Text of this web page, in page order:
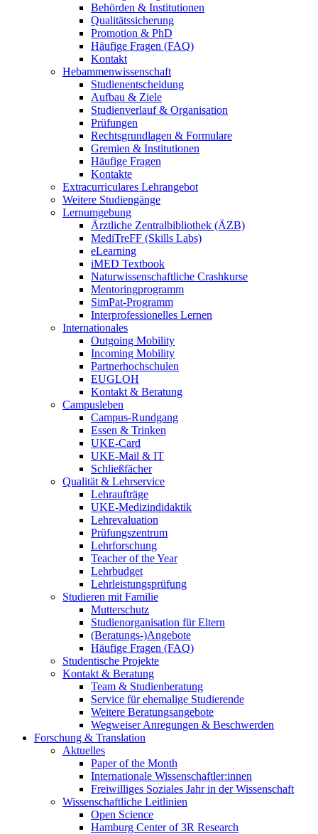
Behörden & Institutionen
Qualitätssicherung
Promotion & PhD
Häufige Fragen (FAQ)
Kontakt
Hebammenwissenschaft
Studienentscheidung
Aufbau & Ziele
Studienverlauf & Organisation
Prüfungen
Rechtsgrundlagen & Formulare
Gremien & Institutionen
Häufige Fragen
Kontakte
Extracurriculares Lehrangebot
Weitere Studiengänge
Lernumgebung
Ärztliche Zentralbibliothek (ÄZB)
MediTreFF (Skills Labs)
eLearning
iMED Textbook
Naturwissenschaftliche Crashkurse
Mentoringprogramm
SimPat-Programm
Interprofessionelles Lernen
Internationales
Outgoing Mobility
Incoming Mobility
Partnerhochschulen
EUGLOH
Kontakt & Beratung
Campusleben
Campus-Rundgang
Essen & Trinken
UKE-Card
UKE-Mail & IT
Schließfächer
Qualität & Lehrservice
Lehraufträge
UKE-Medizindidaktik
Lehrevaluation
Prüfungszentrum
Lehrforschung
Teacher of the Year
Lehrbudget
Lehrleistungsprüfung
Studieren mit Familie
Mutterschutz
Studienorganisation für Eltern
(Beratungs-)Angebote
Häufige Fragen (FAQ)
Studentische Projekte
Kontakt & Beratung
Team & Studienberatung
Service für ehemalige Studierende
Weitere Beratungsangebote
Wegweiser Anregungen & Beschwerden
Forschung & Translation
Aktuelles
Paper of the Month
Internationale Wissenschaftler:innen
Freiwilliges Soziales Jahr in der Wissenschaft
Wissenschaftliche Leitlinien
Open Science
Hamburg Center of 3R Research